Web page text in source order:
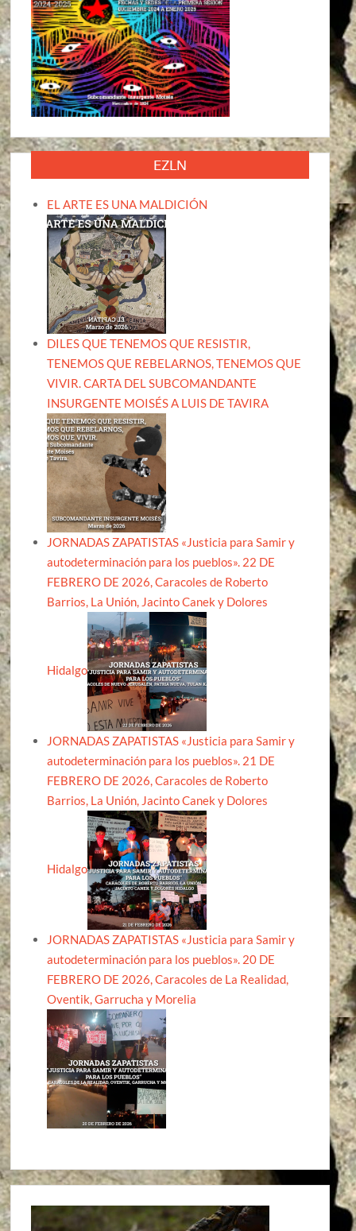
EZLN
EL ARTE ES UNA MALDICIÓN
DILES QUE TENEMOS QUE RESISTIR,
TENEMOS QUE REBELARNOS, TENEMOS QUE
VIVIR. CARTA DEL SUBCOMANDANTE
INSURGENTE MOISÉS A LUIS DE TAVIRA
JORNADAS ZAPATISTAS «Justicia para Samir y
autodeterminación para los pueblos». 22 DE
FEBRERO DE 2026, Caracoles de Roberto
Barrios, La Unión, Jacinto Canek y Dolores
Hidalgo
JORNADAS ZAPATISTAS «Justicia para Samir y
autodeterminación para los pueblos». 21 DE
FEBRERO DE 2026, Caracoles de Roberto
Barrios, La Unión, Jacinto Canek y Dolores
Hidalgo
JORNADAS ZAPATISTAS «Justicia para Samir y
autodeterminación para los pueblos». 20 DE
FEBRERO DE 2026, Caracoles de La Realidad,
Oventik, Garrucha y Morelia